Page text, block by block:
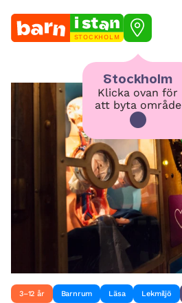
STOCKHOLM
Stockholm
Klicka ovan för
att byta område
3–12 år Barnrum Läsa Lekmiljö